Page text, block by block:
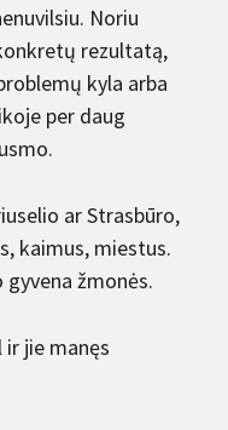
Noriu
rezultatą,
kyla arba
per daug
ar Strasbūro,
kaimus, miestus.
žmonės.
jie manęs